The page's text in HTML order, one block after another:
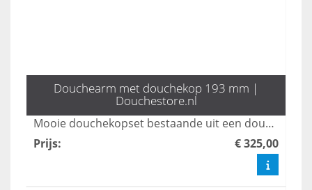
Douchearm met douchekop 193 mm |
Douchestore.nl
Mooie douchekopset bestaande uit een douchearm met douchekop. Diameter 193 mm. In rvs 304
Prijs: € 325,00